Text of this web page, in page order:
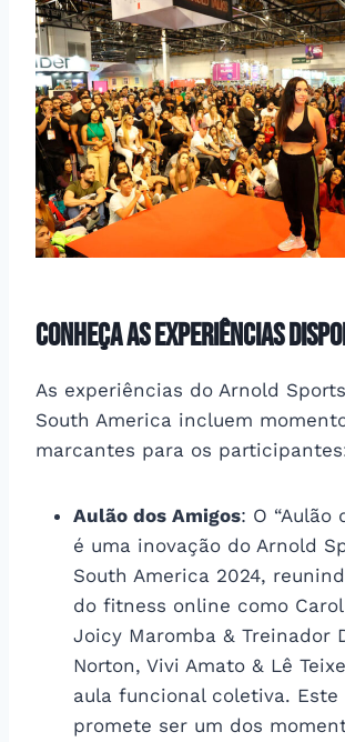
Conheça as Experiências
As experiências do Arnold
South America incluem
marcantes para os
Aulão dos Amigos: O “Aulão
é uma inovação do Arnold
South America 2024,
do fitness online como
Joicy Maromba & Treinador
Norton, Vivi Amato & Lê
aula funcional coletiva. Este
promete ser um dos